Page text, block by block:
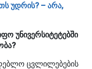
უდრის? – არა,
უნივერსიტეტებში
ცვლილებების